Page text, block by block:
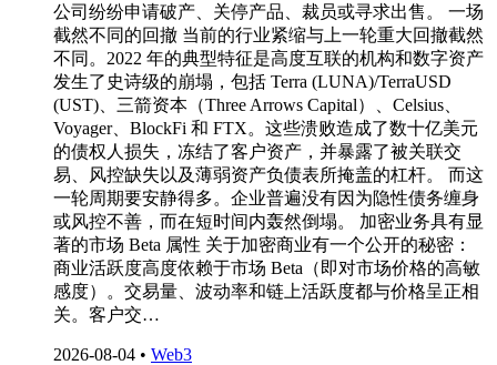
公司纷纷申请破产、关停产品、裁员或寻求出售。 一场
截然不同的回撤 当前的行业紧缩与上一轮重大回撤截然
不同。2022 年的典型特征是高度互联的机构和数字资产
发生了史诗级的崩塌，包括 Terra (LUNA)/TerraUSD
(UST)、三箭资本（Three Arrows Capital）、Celsius、
Voyager、BlockFi 和 FTX。这些溃败造成了数十亿美元
的债权人损失，冻结了客户资产，并暴露了被关联交
易、风控缺失以及薄弱资产负债表所掩盖的杠杆。 而这
一轮周期要安静得多。企业普遍没有因为隐性债务缠身
或风控不善，而在短时间内轰然倒塌。 加密业务具有显
著的市场 Beta 属性 关于加密商业有一个公开的秘密：
商业活跃度高度依赖于市场 Beta（即对市场价格的高敏
感度）。交易量、波动率和链上活跃度都与价格呈正相
关。客户交…
2026-08-04 • Web3